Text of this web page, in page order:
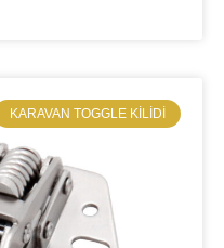
KARAVAN TOGGLE KILIDI​